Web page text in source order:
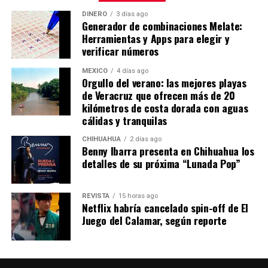
DINERO 3 días ago
Generador de combinaciones Melate:
Herramientas y Apps para elegir y
verificar números
MÉXICO 4 días ago
Orgullo del verano: las mejores playas
de Veracruz que ofrecen más de 20
kilómetros de costa dorada con aguas
cálidas y tranquilas
CHIHUAHUA 2 días ago
Benny Ibarra presenta en Chihuahua los
detalles de su próxima “Lunada Pop”
REVISTA 15 horas ago
Netflix habría cancelado spin-off de El
Juego del Calamar, según reporte